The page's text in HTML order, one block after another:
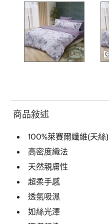
商品敍述
100%萊賽爾纖維(天絲)
高密度織法
天然親膚性
超柔手感
透氣吸濕
如絲光澤